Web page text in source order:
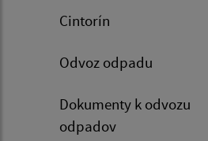
Cintorín
Odvoz odpadu
Dokumenty k odvozu
odpadov